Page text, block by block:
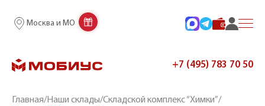
Москва и МО
+7 (495) 783 70 50
Главная/Наши склады/Складской комплекс “Химки”/